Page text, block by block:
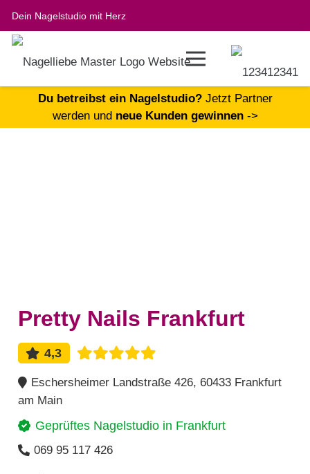
Dein Nagelstudio mit Herz
Du betreibst ein Nagelstudio?Jetzt Partner
werden und neue Kunden gewinnen->
Pretty Nails Frankfurt
4,3
Eschersheimer Landstraße 426, 60433 Frankfurt
am Main
Geprüftes Nagelstudio in Frankfurt
069 95 117 426